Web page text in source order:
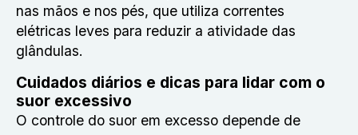
nas mãos e nos pés, que utiliza correntes
elétricas leves para reduzir a atividade das
glândulas.
Cuidados diários e dicas para lidar com o
suor excessivo
O controle do suor em excesso depende de